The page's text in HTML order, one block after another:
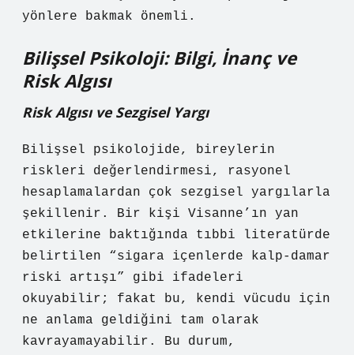
yönlere bakmak önemli.
Bilişsel Psikoloji: Bilgi, İnanç ve
Risk Algısı
Risk Algısı ve Sezgisel Yargı
Bilişsel psikolojide, bireylerin
riskleri değerlendirmesi, rasyonel
hesaplamalardan çok sezgisel yargılarla
şekillenir. Bir kişi Visanne’ın yan
etkilerine baktığında tıbbi literatürde
belirtilen “sigara içenlerde kalp-damar
riski artışı” gibi ifadeleri
okuyabilir; fakat bu, kendi vücudu için
ne anlama geldiğini tam olarak
kavrayamayabilir. Bu durum,